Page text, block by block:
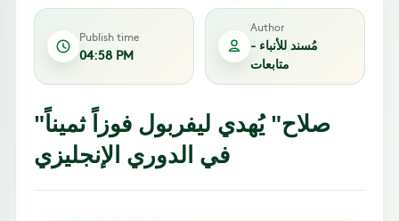
Publish time
04:58 PM
Author
مُسند للأنباء -
متابعات
"صلاح" يُهدي ليفربول فوزاً ثميناً
في الدوري الإنجليزي